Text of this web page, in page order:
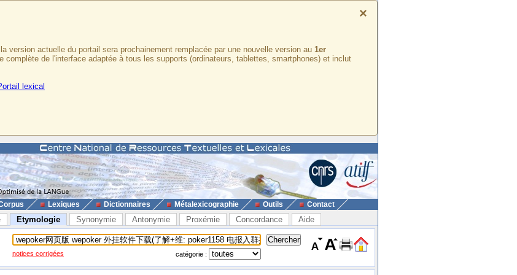
×
version actuelle du portail sera prochainement remplacée par une nouvelle version au 1er
complète de l'interface adaptée à tous les supports (ordinateurs, tablettes, smartphones) et inclut
lexical
Lexiques Dictionnaires Métalexicographie Outils Contact
Etymologie Synonymie Antonymie Proxémie Concordance Aide
notices corrigées catégorie :